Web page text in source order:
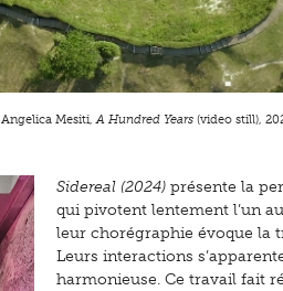
Angelica Mesiti,A Hundred Years (video still),
Sidereal (2024) présente la
qui pivotent lentement l’un
leur chorégraphie évoque la
Leurs interactions
harmonieuse. Ce travail fait